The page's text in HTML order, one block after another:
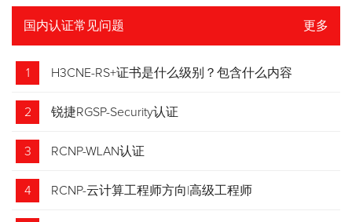
国内认证常见问题 更多
1 H3CNE-RS+证书是什么级别？包含什么内容
2 锐捷RGSP-Security认证
3 RCNP-WLAN认证
4 RCNP-云计算工程师方向|高级工程师